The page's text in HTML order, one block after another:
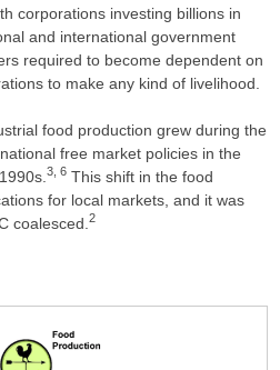
corporations investing billions in
and international government
required to become dependent on
to make any kind of livelihood.
food production grew during the
free market policies in the
3, 6 This shift in the food
for local markets, and it was
coalesced.2